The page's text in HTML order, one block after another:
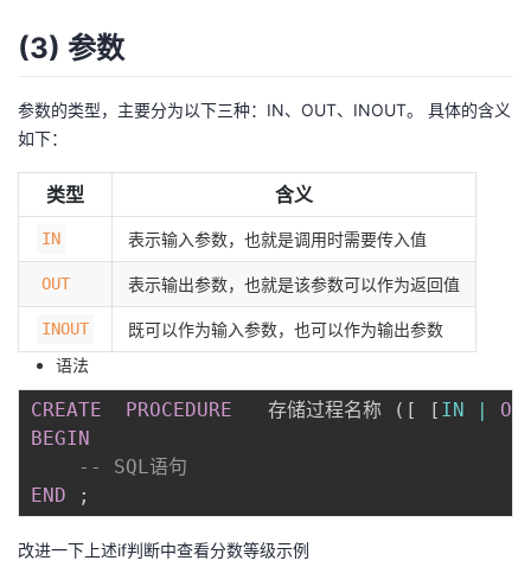
(3) 参数
参数的类型，主要分为以下三种：IN、OUT、INOUT。 具体的含义
如下：
类型 含义
IN 表示输入参数，也就是调用时需要传入值
OUT 表示输出参数，也就是该参数可以作为返回值
INOUT
既可以作为输入参数，也可以作为输出参数
语法
CREATE PROCEDURE
   存储过程名称
( [ [ IN |
BEGIN
-- SQL语句
END
;
改进一下上述if判断中查看分数等级示例